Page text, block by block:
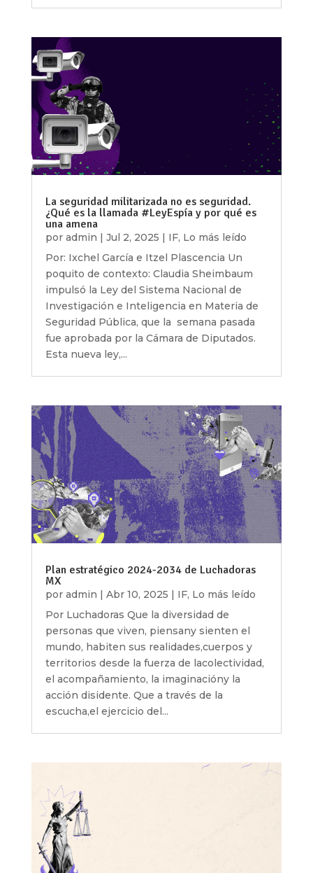
La seguridad militarizada no es seguridad.
¿Qué es la llamada #LeyEspía y por qué es
una amena
por admin | Jul 2, 2025 | IF, Lo más leído
Por: Ixchel García e Itzel Plascencia Un
poquito de contexto: Claudia Sheimbaum
impulsó la Ley del Sistema Nacional de
Investigación e Inteligencia en Materia de
Seguridad Pública, que la semana pasada
fue aprobada por la Cámara de Diputados.
Esta nueva ley,...
Plan estratégico 2024-2034 de Luchadoras
MX
por admin | Abr 10, 2025 | IF, Lo más leído
Por Luchadoras Que la diversidad de
personas que viven, piensany sienten el
mundo, habiten sus realidades,cuerpos y
territorios desde la fuerza de lacolectividad,
el acompañamiento, la imaginacióny la
acción disidente. Que a través de la
escucha,el ejercicio del...